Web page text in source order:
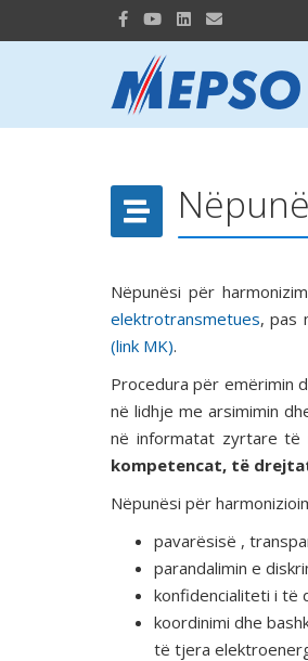
Nëpunësi për
elektrotransmetues, pas
(link MK).
Procedura për emërimin
në lidhje me arsimimin
në informatat zyrtare të
kompetencat, të
Nëpunësi për
pavarësisë ,
parandalimin e
konfidencialiteti i të
koordinimi dhe
të tjera